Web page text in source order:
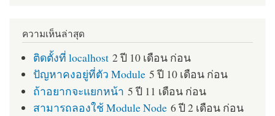
ความเห็นล่าสุด
ติดตั้งที่ localhost 2 ปี 10 เดือน ก่อน
ปัญหาคงอยู่ที่ตัว Module 5 ปี 10 เดือน ก่อน
ถ้าอยากจะแยกหน้า 5 ปี 11 เดือน ก่อน
สามารถลองใช้ Module Node 6 ปี 2 เดือน ก่อน